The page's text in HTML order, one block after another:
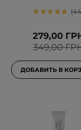
349,00
279,00
ДОБАВИТЬ В